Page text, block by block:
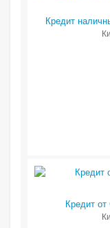
Кредит
Кредит от